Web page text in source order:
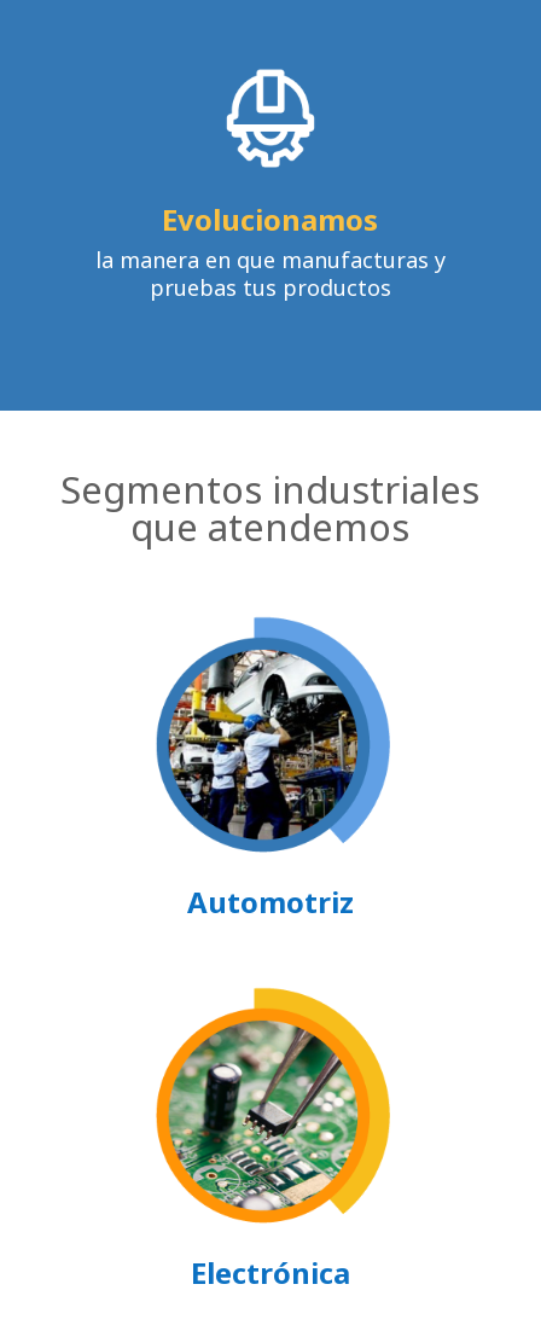
Evolucionamos
la manera en que manufacturas y
pruebas tus productos
Segmentos industriales
que atendemos
Automotriz
Electrónica